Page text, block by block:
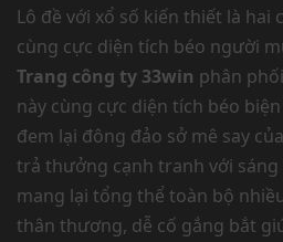
Lô đề với xổ số kiến thiết là hai
cùng cực diện tích béo người
Trang công ty 33win phân
này cùng cực diện tích béo
đem lại đông đảo sở mê say
trả thưởng cạnh tranh với
mang lại tổng thể toàn bộ
thân thương, dễ cố gắng bắt